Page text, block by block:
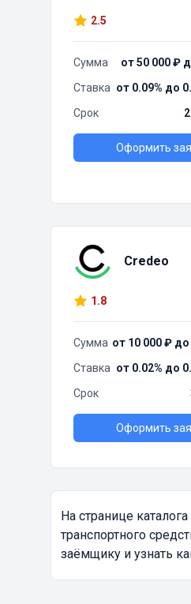
2.5
Сумма
от 50 000 ₽
Ставка от 0.09% до
Срок
Оформить
Credeo
1.8
Сумма от 10 000 ₽
Ставка от 0.02% до
Срок
Оформить
На странице
транспортного
заёмщику и узнать